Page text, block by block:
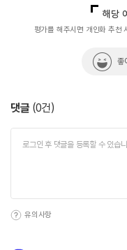
해당
평가를 해주시면 개인화 추천
좋
댓글 (0건)
유의사항